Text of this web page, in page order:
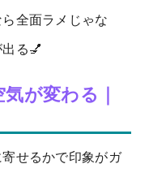
全面ラメじゃな
る💅
が変わる｜
せるかで印象がガ